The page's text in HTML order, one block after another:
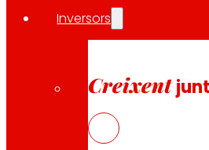
Inversors
Creixent